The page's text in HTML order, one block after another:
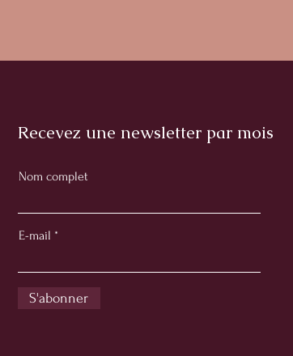
Recevez une newsletter par mois
Nom complet
E-mail
S'abonner